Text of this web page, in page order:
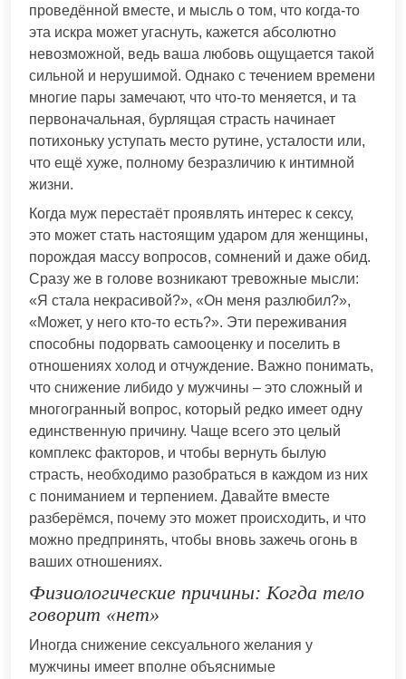
проведённой вместе, и мысль о том, что когда-то
эта искра может угаснуть, кажется абсолютно
невозможной, ведь ваша любовь ощущается такой
сильной и нерушимой. Однако с течением времени
многие пары замечают, что что-то меняется, и та
первоначальная, бурлящая страсть начинает
потихоньку уступать место рутине, усталости или,
что ещё хуже, полному безразличию к интимной
жизни.
Когда муж перестаёт проявлять интерес к сексу,
это может стать настоящим ударом для женщины,
порождая массу вопросов, сомнений и даже обид.
Сразу же в голове возникают тревожные мысли:
«Я стала некрасивой?», «Он меня разлюбил?»,
«Может, у него кто-то есть?». Эти переживания
способны подорвать самооценку и поселить в
отношениях холод и отчуждение. Важно понимать,
что снижение либидо у мужчины – это сложный и
многогранный вопрос, который редко имеет одну
единственную причину. Чаще всего это целый
комплекс факторов, и чтобы вернуть былую
страсть, необходимо разобраться в каждом из них
с пониманием и терпением. Давайте вместе
разберёмся, почему это может происходить, и что
можно предпринять, чтобы вновь зажечь огонь в
ваших отношениях.
Физиологические причины: Когда тело
говорит «нет»
Иногда снижение сексуального желания у
мужчины имеет вполне объяснимые